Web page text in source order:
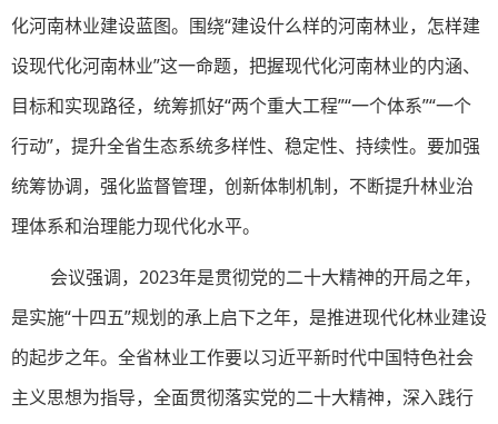
化河南林业建设蓝图。围绕“建设什么样的河南林业，怎样建
设现代化河南林业”这一命题，把握现代化河南林业的内涵、
目标和实现路径，统筹抓好“两个重大工程”“一个体系”“一个
行动”，提升全省生态系统多样性、稳定性、持续性。要加强
统筹协调，强化监督管理，创新体制机制，不断提升林业治
理体系和治理能力现代化水平。
会议强调，2023年是贯彻党的二十大精神的开局之年，
是实施“十四五”规划的承上启下之年，是推进现代化林业建设
的起步之年。全省林业工作要以习近平新时代中国特色社会
主义思想为指导，全面贯彻落实党的二十大精神，深入践行